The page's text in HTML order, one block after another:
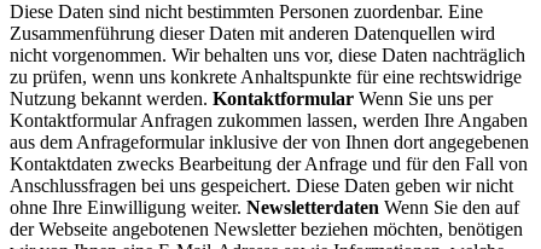
Diese Daten sind nicht bestimmten Personen zuordenbar. Eine
Zusammenführung dieser Daten mit anderen Datenquellen wird
nicht vorgenommen. Wir behalten uns vor, diese Daten nachträglich
zu prüfen, wenn uns konkrete Anhaltspunkte für eine rechtswidrige
Nutzung bekannt werden. Kontaktformular Wenn Sie uns per
Kontaktformular Anfragen zukommen lassen, werden Ihre Angaben
aus dem Anfrageformular inklusive der von Ihnen dort angegebenen
Kontaktdaten zwecks Bearbeitung der Anfrage und für den Fall von
Anschlussfragen bei uns gespeichert. Diese Daten geben wir nicht
ohne Ihre Einwilligung weiter. Newsletterdaten Wenn Sie den auf
der Webseite angebotenen Newsletter beziehen möchten, benötigen